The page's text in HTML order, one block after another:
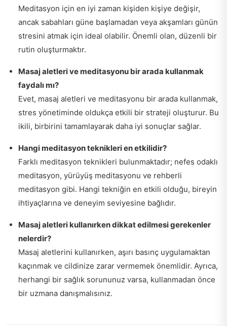
Meditasyon için en iyi zaman kişiden kişiye değişir,
ancak sabahları güne başlamadan veya akşamları günün
stresini atmak için ideal olabilir. Önemli olan, düzenli bir
rutin oluşturmaktır.
Masaj aletleri ve meditasyonu bir arada kullanmak
faydalı mı?
Evet, masaj aletleri ve meditasyonu bir arada kullanmak,
stres yönetiminde oldukça etkili bir strateji oluşturur. Bu
ikili, birbirini tamamlayarak daha iyi sonuçlar sağlar.
Hangi meditasyon teknikleri en etkilidir?
Farklı meditasyon teknikleri bulunmaktadır; nefes odaklı
meditasyon, yürüyüş meditasyonu ve rehberli
meditasyon gibi. Hangi tekniğin en etkili olduğu, bireyin
ihtiyaçlarına ve deneyim seviyesine bağlıdır.
Masaj aletleri kullanırken dikkat edilmesi gerekenler
nelerdir?
Masaj aletlerini kullanırken, aşırı basınç uygulamaktan
kaçınmak ve cildinize zarar vermemek önemlidir. Ayrıca,
herhangi bir sağlık sorununuz varsa, kullanmadan önce
bir uzmana danışmalısınız.